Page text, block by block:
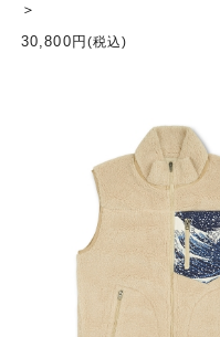
＞
30,800円 (税込)